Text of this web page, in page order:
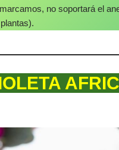
no soportará el